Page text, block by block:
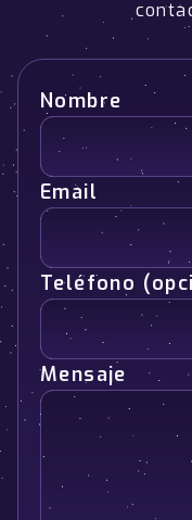
Nombre
Email
Teléfono
Mensaje